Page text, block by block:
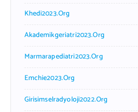
Khedi2023.org
Akademikgeriatri2023.org
Marmarapediatri2023.org
Emchie2023.org
Girisimselradyoloji2022.org